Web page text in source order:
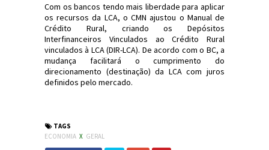
Com os bancos tendo mais liberdade para aplicar
os recursos da LCA, o CMN ajustou o Manual de
Crédito Rural, criando os Depósitos
Interfinanceiros Vinculados ao Crédito Rural
vinculados à LCA (DIR-LCA). De acordo com o BC, a
mudança facilitará o cumprimento do
direcionamento (destinação) da LCA com juros
definidos pelo mercado.
TAGS
ECONOMIA X GERAL